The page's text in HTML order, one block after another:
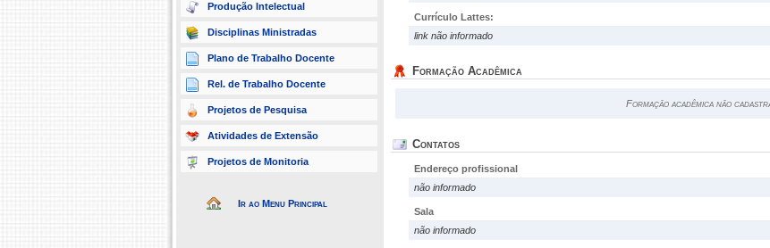
Produção Intelectual
Disciplinas Ministradas
Plano de Trabalho Docente
Rel. de Trabalho Docente
Projetos de Pesquisa
Atividades de Extensão
Projetos de Monitoria
Ir ao Menu Principal
Currículo Lattes:
link não informado
Formação Acadêmica
Formação acadêmica não
Contatos
Endereço profissional
não informado
Sala
não informado